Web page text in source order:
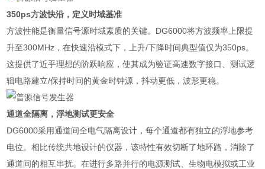
350ps方波快沿，定义时域基准
方波性能是衡量信号源时域素质的关键。DG6000将方波频率上限提
升至300MHz，在快速沿模式下，上升/下降时间典型值仅为350ps。
这提供了近乎理想的阶跃响应，使其成为验证高速数字接口、测试逻
辑电路建立/保持时间的黄金时钟源，抖动更低，波形更稳。
通道全隔离，浮地测试更安全
DG6000采用通道间全电气隔离设计，每个通道都有独立的浮地参考
电位。相比传统共地设计的仪器，该特性有效切断了地环路，消除了
通道间的相互串扰。在进行多路并行的电源测试、生物电模拟或工业